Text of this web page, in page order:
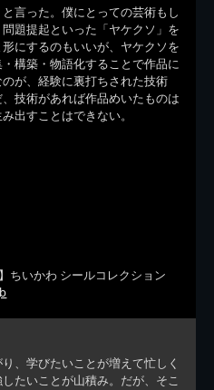
言った。僕にとっての芸術もし
題提起といった「ヤケクソ」を
にするのもいいが、ヤケクソを
構築・物語化することで作品に
が、経験に裏打ちされた技術
技術があれば作品めいたものは
出すことはできない。
ちいかわ シールコレクション
、学びたいことが増えて忙しく
たいことが山積み。だが、そこ